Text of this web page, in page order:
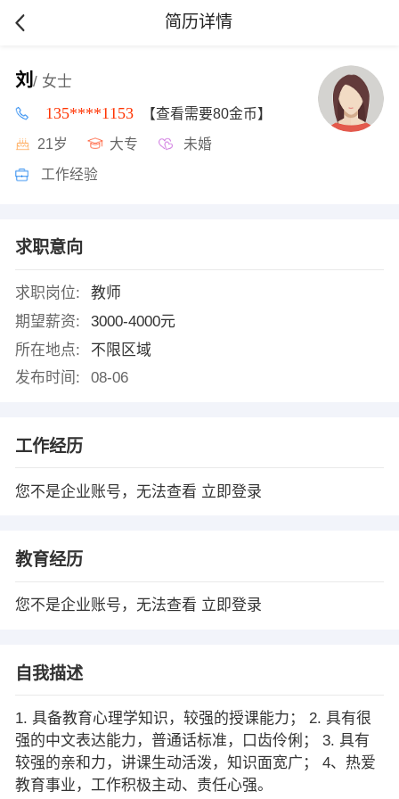
简历详情
刘 / 女士
135****1153 【查看需要80金币】
21岁 大专 未婚
工作经验
求职意向
求职岗位:
教师
期望薪资:
3000-4000元
所在地点:
不限区域
发布时间:
08-06
工作经历
您不是企业账号，无法查看 立即登录
教育经历
您不是企业账号，无法查看 立即登录
自我描述
1. 具备教育心理学知识，较强的授课能力； 2. 具有很
强的中文表达能力，普通话标准，口齿伶俐； 3. 具有
较强的亲和力，讲课生动活泼，知识面宽广； 4、热爱
教育事业，工作积极主动、责任心强。